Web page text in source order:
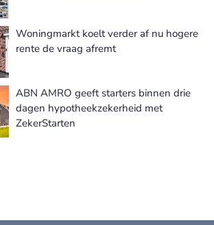
Woningmarkt koelt verder af nu hogere
rente de vraag afremt
ABN AMRO geeft starters binnen drie
dagen hypotheekzekerheid met
ZekerStarten